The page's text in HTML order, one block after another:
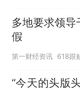
多地要求领导
假
第一财经资讯 618跟
“今天的头版